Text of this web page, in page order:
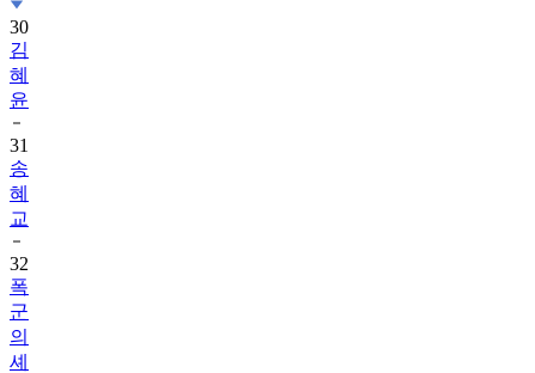
30
김
혜
윤
31
송
혜
교
32
폭
군
의
셰